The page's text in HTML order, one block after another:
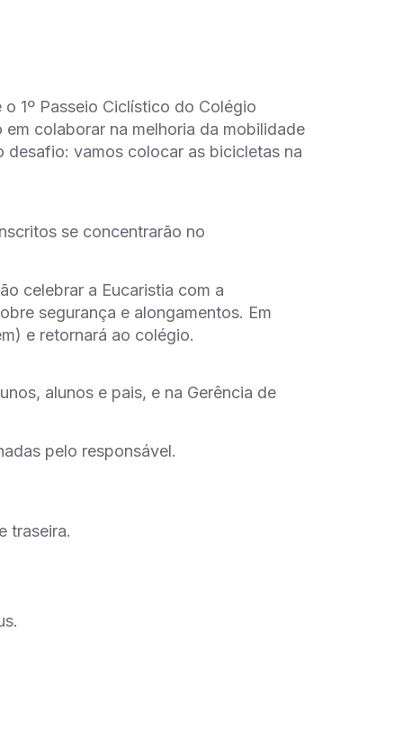
1º Passeio Ciclístico do Colégio
colaborar na melhoria da mobilidade
vamos colocar as bicicletas na
se concentrarão no
celebrar a Eucaristia com a
segurança e alongamentos. Em
e retornará ao colégio.
alunos e pais, e na Gerência de
pelo responsável.
traseira.